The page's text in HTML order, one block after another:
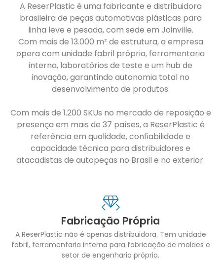
A ReserPlastic é uma fabricante e distribuidora
brasileira de peças automotivas plásticas para
linha leve e pesada, com sede em Joinville.
Com mais de 13.000 m² de estrutura, a empresa
opera com unidade fabril própria, ferramentaria
interna, laboratórios de teste e um hub de
inovação, garantindo autonomia total no
desenvolvimento de produtos.
Com mais de 1.200 SKUs no mercado de reposição e
presença em mais de 37 países, a ReserPlastic é
referência em qualidade, confiabilidade e
capacidade técnica para distribuidores e
atacadistas de autopeças no Brasil e no exterior.
Fabricação Própria
A ReserPlastic não é apenas distribuidora. Tem unidade
fabril, ferramentaria interna para fabricação de moldes e
setor de engenharia próprio.